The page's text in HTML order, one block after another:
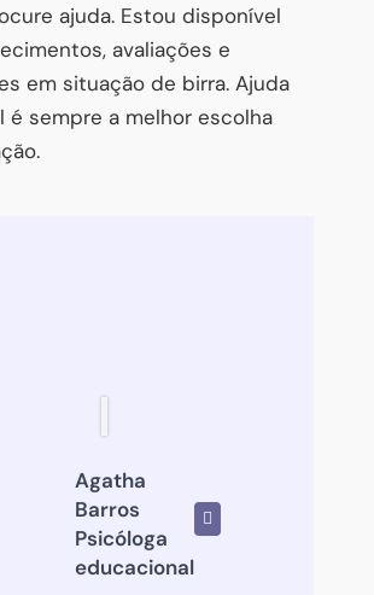
ajuda. Estou disponível
avaliações e
em situação de birra. Ajuda
é sempre a melhor escolha
Agatha
Barros
Psicóloga
educacional